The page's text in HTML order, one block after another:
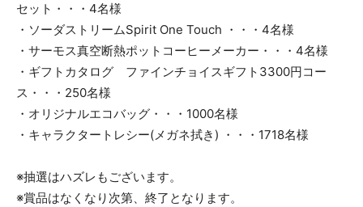
セット・・・4名様
・ソーダストリームSpirit One Touch ・・・4名様
・サーモス真空断熱ポットコーヒーメーカー・・・4名様
・ギフトカタログ ファインチョイスギフト3300円コー
ス・・・250名様
・オリジナルエコバッグ・・・1000名様
・キャラクタートレシー(メガネ拭き) ・・・1718名様
※抽選はハズレもございます。
※賞品はなくなり次第、終了となります。